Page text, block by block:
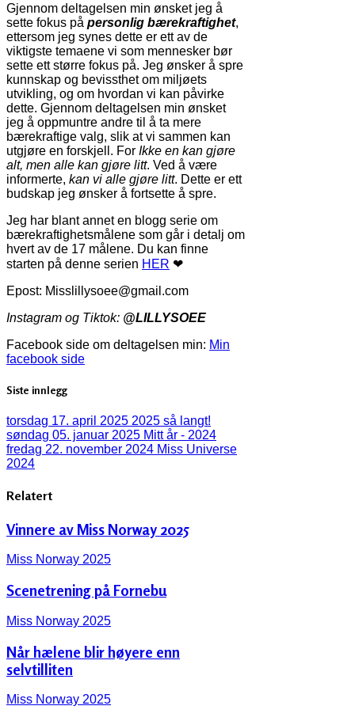
Gjennom deltagelsen min ønsket jeg å
sette fokus på personlig bærekraftighet,
ettersom jeg synes dette er ett av de
viktigste temaene vi som mennesker bør
sette ett større fokus på. Jeg ønsker å spre
kunnskap og bevissthet om miljøets
utvikling, og om hvordan vi kan påvirke
dette. Gjennom deltagelsen min ønsket
jeg å oppmuntre andre til å ta mere
bærekraftige valg, slik at vi sammen kan
utgjøre en forskjell. For Ikke en kan gjøre
alt, men alle kan gjøre litt. Ved å være
informerte, kan vi alle gjøre litt. Dette er ett
budskap jeg ønsker å fortsette å spre.
Jeg har blant annet en blogg serie om
bærekraftighetsmålene som går i detalj om
hvert av de 17 målene. Du kan finne
starten på denne serien HER ❤
Epost: Misslillysoee@gmail.com
Instagram og Tiktok: @LILLYSOEE
Facebook side om deltagelsen min: Min
facebook side
Siste innlegg
torsdag 17. april 2025 2025 så langt!
søndag 05. januar 2025 Mitt år - 2024
fredag 22. november 2024 Miss Universe
2024
Relatert
Vinnere av Miss Norway 2025
Miss Norway 2025
Scenetrening på Fornebu
Miss Norway 2025
Når hælene blir høyere enn
selvtilliten
Miss Norway 2025